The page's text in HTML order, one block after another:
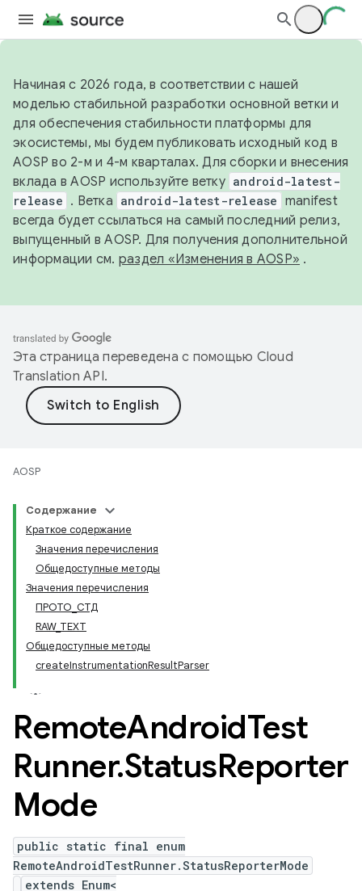
Начиная с 2026 года, в соответствии с нашей
моделью стабильной разработки основной ветки и
для обеспечения стабильности платформы для
экосистемы, мы будем публиковать исходный код в
AOSP во 2-м и 4-м кварталах. Для сборки и внесения
вклада в AOSP используйте ветку android-latest-
release . Ветка android-latest-release manifest
всегда будет ссылаться на самый последний релиз,
выпущенный в AOSP. Для получения дополнительной
информации см. раздел «Изменения в AOSP» .
Эта страница переведена с помощью Cloud
Translation API.
AOSP
Содержание
Краткое содержание
Значения перечисления
Общедоступные методы
Значения перечисления
ПРОТО_СТД
RAW_TEXT
Общедоступные методы
createInstrumentationResultParser
RemoteAndroidTest
Runner.StatusReporter
Mode
public static final enum
RemoteAndroidTestRunner.StatusReporterMode
extends Enum<